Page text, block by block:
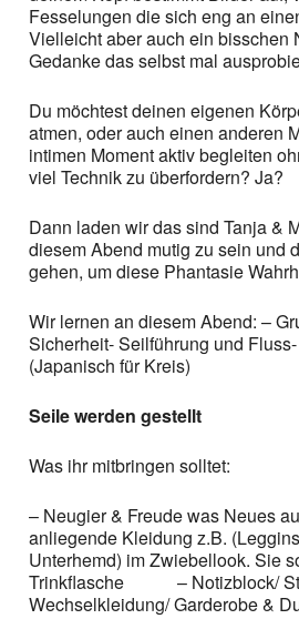
Fesselungen die sich eng an
Vielleicht aber auch ein bisschen
Gedanke das selbst mal
Du möchtest deinen eigenen
atmen, oder auch einen anderen
intimen Moment aktiv begleiten
viel Technik zu überfordern? Ja?
Dann laden wir das sind Tanja &
diesem Abend mutig zu sein und
gehen, um diese Phantasie
Wir lernen an diesem Abend: –
Sicherheit- Seilführung und
(Japanisch für Kreis)
Seile werden gestellt
Was ihr mitbringen solltet:
– Neugier & Freude was Neues
anliegende Kleidung z.B.
Unterhemd) im Zwiebellook. Sie
Trinkflasche – Notizblock/
Wechselkleidung/ Garderobe &